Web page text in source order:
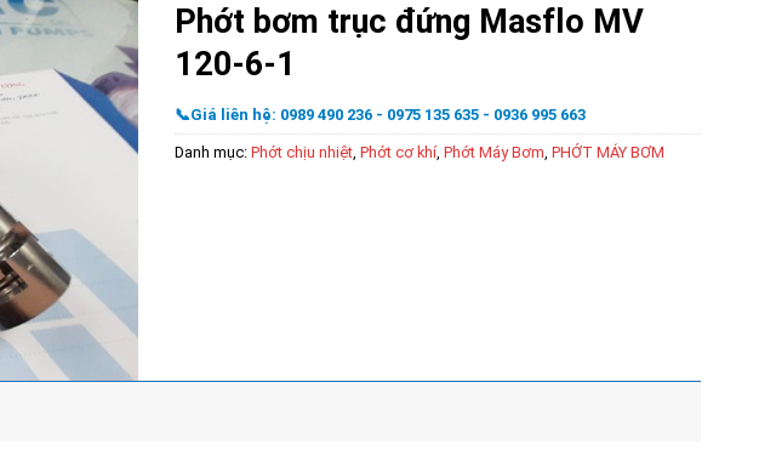
Phớt bơm trục đứng Masflo MV
120-6-1
📞Giá liên hệ: 0989 490 236 - 0975 135 635 - 0936 995 663
Danh mục: Phớt chịu nhiệt, Phớt cơ khí, Phớt Máy Bơm PHỚT MÁY BƠM